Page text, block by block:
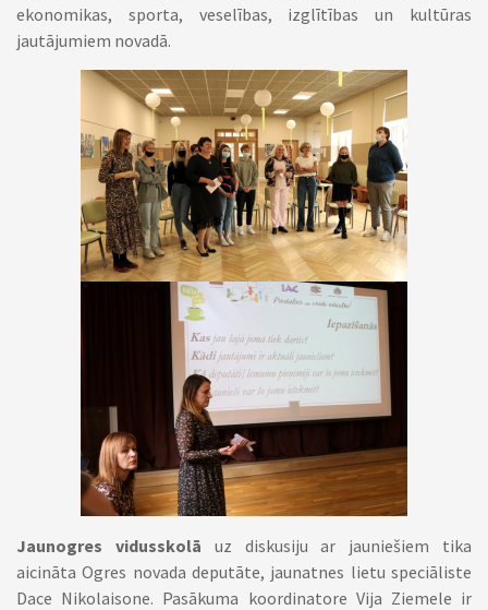
ekonomikas, sporta, veselības, izglītības un kultūras
jautājumiem novadā.
Jaunogres vidusskolā uz diskusiju ar jauniešiem tika
aicināta Ogres novada deputāte, jaunatnes lietu speciāliste
Dace Nikolaisone. Pasākuma koordinatore Vija Ziemele ir